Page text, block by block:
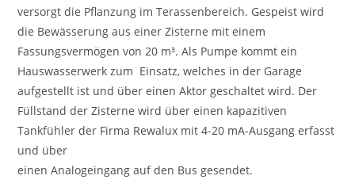
versorgt die Pflanzung im Terassenbereich. Gespeist wird
die Bewässerung aus einer Zisterne mit einem
Fassungsvermögen von 20 m³. Als Pumpe kommt ein
Hauswasserwerk zum Einsatz, welches in der Garage
aufgestellt ist und über einen Aktor geschaltet wird. Der
Füllstand der Zisterne wird über einen kapazitiven
Tankfühler der Firma Rewalux mit 4-20 mA-Ausgang erfasst
und über
einen Analogeingang auf den Bus gesendet.